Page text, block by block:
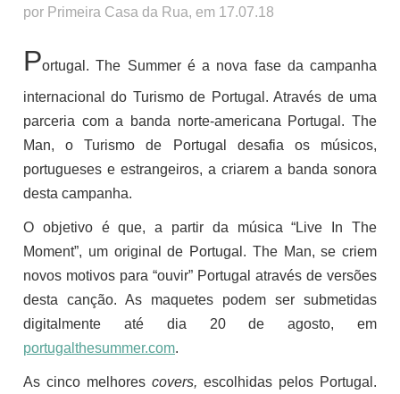
por Primeira Casa da Rua, em 17.07.18
Portugal. The Summer é a nova fase da campanha
internacional do Turismo de Portugal. Através de uma
parceria com a banda norte-americana Portugal. The
Man, o Turismo de Portugal desafia os músicos,
portugueses e estrangeiros, a criarem a banda sonora
desta campanha.
O objetivo é que, a partir da música “Live In The
Moment”, um original de Portugal. The Man, se criem
novos motivos para “ouvir” Portugal através de versões
desta canção. As maquetes podem ser submetidas
digitalmente até dia 20 de agosto, em
portugalthesummer.com.
As cinco melhores covers, escolhidas pelos Portugal.